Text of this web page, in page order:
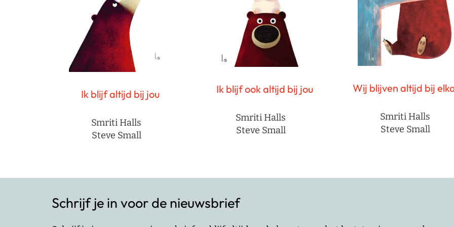
Ik blijf altijd bij jou
Smriti Halls
Steve Small
Ik blijf ook altijd bij jou
Smriti Halls
Steve Small
Wij blijven altijd bij
Smriti Halls
Steve Small
Schrijf je in voor de nieuwsbrief